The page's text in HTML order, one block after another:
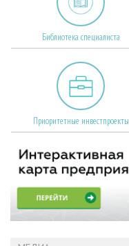
Библиотека специалиста
Приоритетные инвестпроекты